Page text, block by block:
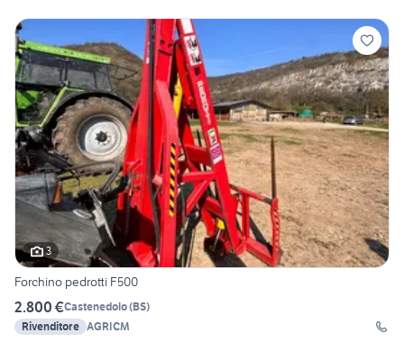
3
Forchino pedrotti F500
2.800 €Castenedolo(BS)
Rivenditore AGRICM